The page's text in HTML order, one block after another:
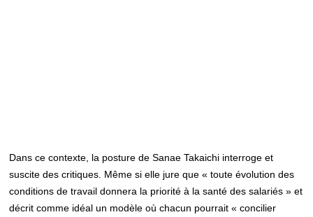
Dans ce contexte, la posture de Sanae Takaichi interroge et
suscite des critiques. Même si elle jure que « toute évolution des
conditions de travail donnera la priorité à la santé des salariés » et
décrit comme idéal un modèle où chacun pourrait « concilier